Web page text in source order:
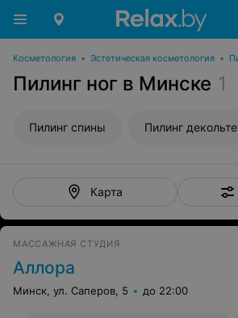
Косметология • Эстетическая косметология •
Пилинг ног в Минске 1
Пилинг спины Пилинг декольте
Карта
МАССАЖНАЯ СТУДИЯ
Аллора
Минск, ул. Саперов, 5 до 22:00